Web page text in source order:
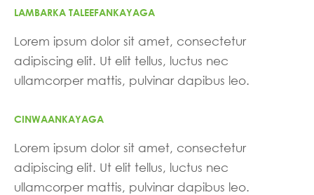
LAMBARKA TALEEFANKAYAGA
Lorem ipsum dolor sit amet, consectetur
adipiscing elit. Ut elit tellus, luctus nec
ullamcorper mattis, pulvinar dapibus leo.
CINWAANKAYAGA
Lorem ipsum dolor sit amet, consectetur
adipiscing elit. Ut elit tellus, luctus nec
ullamcorper mattis, pulvinar dapibus leo.